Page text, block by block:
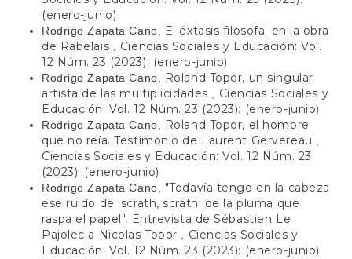
(enero-junio)
Rodrigo Zapata Cano, El éxtasis filosofal en la obra
de Rabelais , Ciencias Sociales y Educación: Vol.
12 Núm. 23 (2023): (enero-junio)
Rodrigo Zapata Cano, Roland Topor, un singular
artista de las multiplicidades , Ciencias Sociales y
Educación: Vol. 12 Núm. 23 (2023): (enero-junio)
Rodrigo Zapata Cano, Roland Topor, el hombre
que no reía. Testimonio de Laurent Gervereau ,
Ciencias Sociales y Educación: Vol. 12 Núm. 23
(2023): (enero-junio)
Rodrigo Zapata Cano, "Todavía tengo en la cabeza
ese ruido de 'scrath, scrath' de la pluma que
raspa el papel". Entrevista de Sébastien Le
Pajolec a Nicolas Topor , Ciencias Sociales y
Educación: Vol. 12 Núm. 23 (2023): (enero-junio)